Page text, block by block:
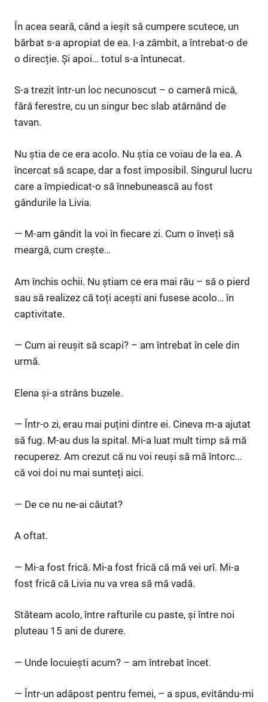
În acea seară, când a ieșit să cumpere scutece, un
bărbat s-a apropiat de ea. I-a zâmbit, a întrebat-o de
o direcție. Și apoi… totul s-a întunecat.
S-a trezit într-un loc necunoscut – o cameră mică,
fără ferestre, cu un singur bec slab atârnând de
tavan.
Nu știa de ce era acolo. Nu știa ce voiau de la ea. A
încercat să scape, dar a fost imposibil. Singurul lucru
care a împiedicat-o să înnebunească au fost
gândurile la Livia.
— M-am gândit la voi în fiecare zi. Cum o înveți să
meargă, cum crește…
Am închis ochii. Nu știam ce era mai rău – să o pierd
sau să realizez că toți acești ani fusese acolo… în
captivitate.
— Cum ai reușit să scapi? – am întrebat în cele din
urmă.
Elena și-a strâns buzele.
— Într-o zi, erau mai puțini dintre ei. Cineva m-a ajutat
să fug. M-au dus la spital. Mi-a luat mult timp să mă
recuperez. Am crezut că nu voi reuși să mă întorc…
că voi doi nu mai sunteți aici.
— De ce nu ne-ai căutat?
A oftat.
— Mi-a fost frică. Mi-a fost frică că mă vei urî. Mi-a
fost frică că Livia nu va vrea să mă vadă.
Stăteam acolo, între rafturile cu paste, și între noi
pluteau 15 ani de durere.
— Unde locuiești acum? – am întrebat încet.
— Într-un adăpost pentru femei, – a spus, evitându-mi